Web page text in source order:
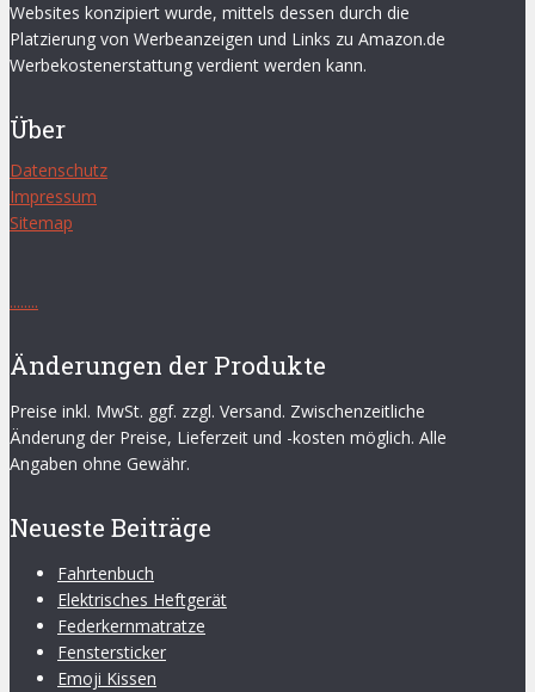
Websites konzipiert wurde, mittels dessen durch die
Platzierung von Werbeanzeigen und Links zu Amazon.de
Werbekostenerstattung verdient werden kann.
Über
Datenschutz
Impressum
Sitemap
........
Änderungen der Produkte
Preise inkl. MwSt. ggf. zzgl. Versand. Zwischenzeitliche
Änderung der Preise, Lieferzeit und -kosten möglich. Alle
Angaben ohne Gewähr.
Neueste Beiträge
Fahrtenbuch
Elektrisches Heftgerät
Federkernmatratze
Fenstersticker
Emoji Kissen